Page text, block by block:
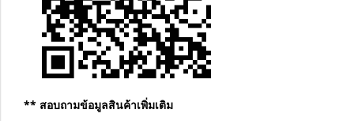
** สอบถามข้อมูลสินค้าเพิ่มเติม